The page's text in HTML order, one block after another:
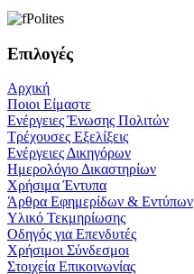
Επιλογές
Αρχική
Ποιοι Είμαστε
Ενέργειες Ένωσης Πολιτών
Τρέχουσες Εξελίξεις
Ενέργειες Δικηγόρων
Ημερολόγιο Δικαστηρίων
Χρήσιμα Έντυπα
Άρθρα Εφημερίδων & Εντύπων
Υλικό Τεκμηρίωσης
Οδηγός για Επενδυτές
Χρήσιμοι Σύνδεσμοι
Στοιχεία Επικοινωνίας